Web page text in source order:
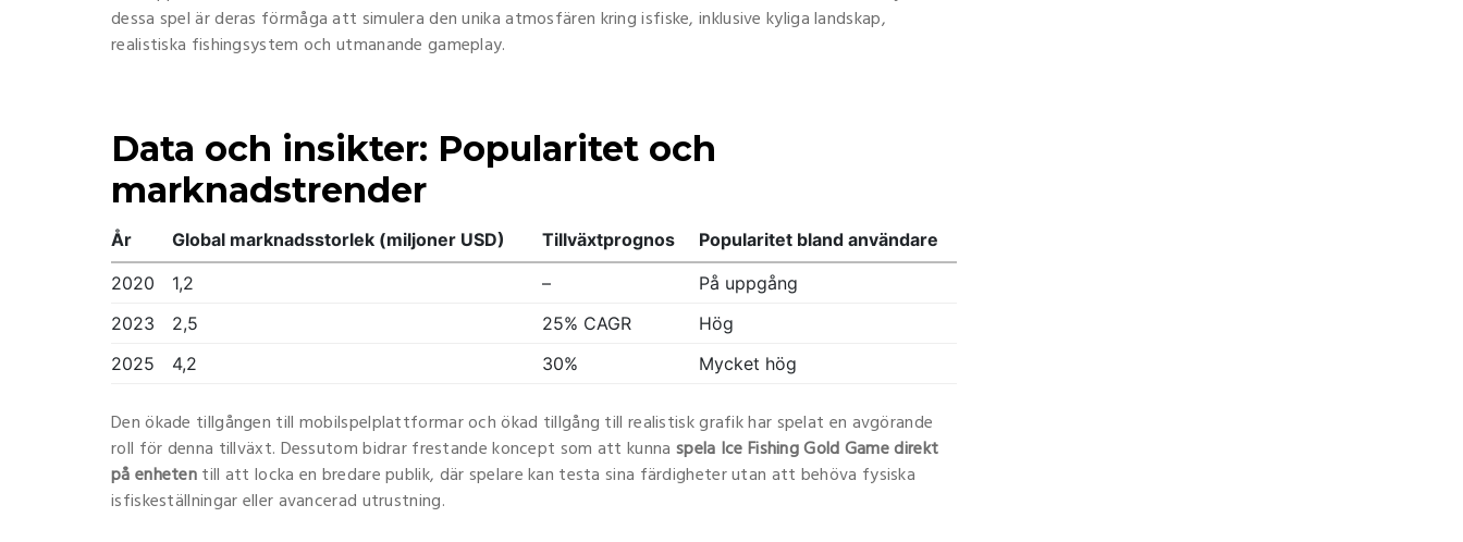
dessa spel är deras förmåga att simulera den unika atmosfären kring isfiske, inklusive kyliga landskap,
realistiska fishingsystem och utmanande gameplay.
Data och insikter: Popularitet och
marknadstrender
År Global marknadsstorlek (miljoner USD) Tillväxtprognos
Popularitet bland användare
2020
1,2 –
På uppgång
2023
2,5 25% CAGR
Hög
2025
4,2 30% Mycket hög
Den ökade tillgången till mobilspelplattformar och ökad tillgång till realistisk grafik har spelat en avgörande
roll för denna tillväxt. Dessutom bidrar frestande koncept som att kunna spela Ice Fishing Gold Game direkt
på enhetentill att locka en bredare publik, där spelare kan testa sina färdigheter utan att behöva fysiska
isfiskeställningar eller avancerad utrustning.